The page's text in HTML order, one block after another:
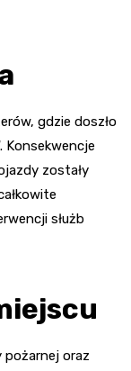
gdzie doszło
. Konsekwencje
zostały
służb
pożarnej oraz